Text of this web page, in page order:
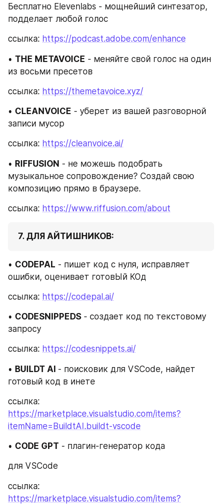
Бесплатно Elevenlabs - мощнейший синтезатор,
подделает любой голос
ссылка: https://podcast.adobe.com/enhance
• THE METAVOICE - меняйте свой голос на один
из восьми пресетов
ссылка: https://themetavoice.xyz/
• CLEANVOICE - уберет из вашей разговорной
записи мусор
ссылка: https://cleanvoice.ai/
• RIFFUSION - не можешь подобрать
музыкальное сопровождение? Создай свою
композицию прямо в браузере.
ссылка: https://www.riffusion.com/about
7. ДЛЯ АЙТИШНИКОВ:
• CODEPAL - пишет код с нуля, исправляет
ошибки, оценивает готовЫй КОд
ссылка: https://codepal.ai/
• CODESNIPPEDS - создает код по текстовому
запросу
ссылка: https://codesnippets.ai/
• BUILDT Al - поисковик для VSCode, найдет
готовый код в инете
https://marketplace.visualstudio.com/items?
itemName=BuildtAI.buildt-vscode
• CODE GPT - плагин-генератор кода
для VSCode
https://marketplace.visualstudio.com/items?